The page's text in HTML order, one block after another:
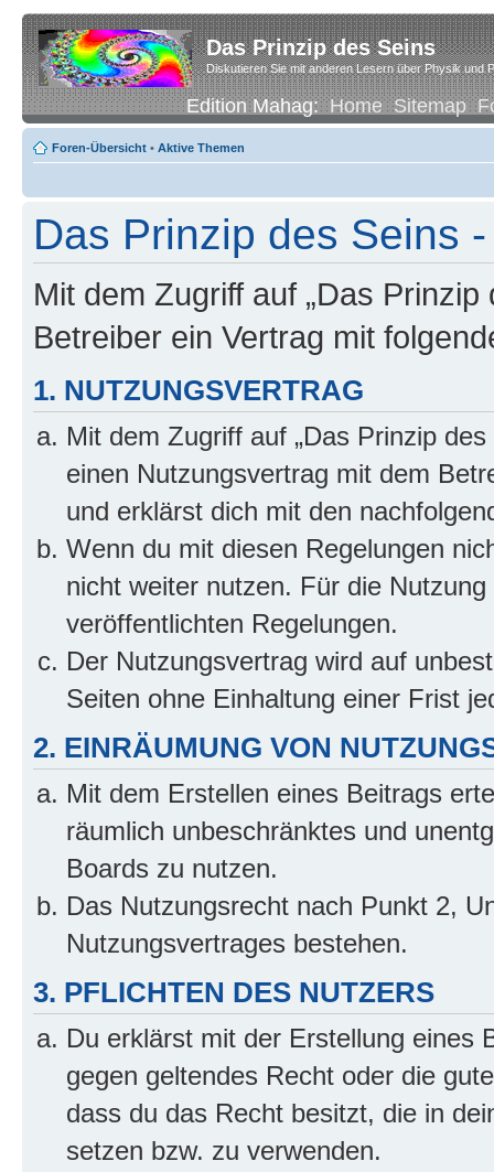
Das Prinzip des Seins
Diskutieren Sie mit anderen Lesern über Physik und
Edition Mahag:Home Sitemap
Foren-Übersicht • Aktive Themen
Das Prinzip des Seins
Mit dem Zugriff auf „Das
Betreiber ein Vertrag mit
1. NUTZUNGSVERTRAG
Mit dem Zugriff auf „Das Prinzip
einen Nutzungsvertrag mit dem
und erklärst dich mit den
Wenn du mit diesen Regelungen
nicht weiter nutzen. Für die
veröffentlichten Regelungen.
Der Nutzungsvertrag wird auf
Seiten ohne Einhaltung einer Frist
2. EINRÄUMUNG VON
Mit dem Erstellen eines Beitrags
räumlich unbeschränktes und
Boards zu nutzen.
Das Nutzungsrecht nach Punkt 2,
Nutzungsvertrages bestehen.
3. PFLICHTEN DES NUTZERS
Du erklärst mit der Erstellung eines
gegen geltendes Recht oder die
dass du das Recht besitzt, die in
setzen bzw. zu verwenden.